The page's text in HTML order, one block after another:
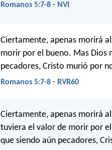
Romanos 5:7-8 - NVI
Ciertamente, apenas morirá
morir por el bueno. Mas Dios
pecadores, Cristo murió por
Romanos 5:7-8 - RVR60
Ciertamente, apenas morirá
tuviera el valor de morir por
que siendo aún pecadores,